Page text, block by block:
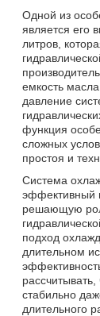
Одной из
является его
литров,
емкость
давление
функция
сложных
простоя и
Система
эффективный
решающую
подход
длительном
рассчитывать,
стабильно
длительного